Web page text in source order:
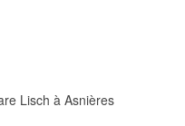
Lisch à Asnières